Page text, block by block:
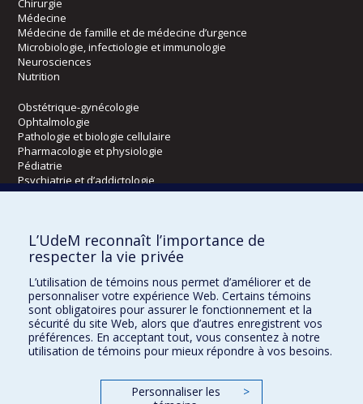
Chirurgie
Médecine
Médecine de famille et de médecine d’urgence
Microbiologie, infectiologie et immunologie
Neurosciences
Nutrition
Obstétrique-gynécologie
Ophtalmologie
Pathologie et biologie cellulaire
Pharmacologie et physiologie
Pédiatrie
Psychiatrie et d’addictologie
Radiologie, radio-oncologie et médecine nucléaire
Écoles
Orthophonie et audiologie
Réadaptation
Directions
L’UdeM reconnaît l’importance de
respecter la vie privée
L’utilisation de témoins nous permet d’améliorer et de
personnaliser votre expérience Web. Certains témoins
sont obligatoires pour assurer le fonctionnement et la
sécurité du site Web, alors que d’autres enregistrent vos
préférences. En acceptant tout, vous consentez à notre
utilisation de témoins pour mieux répondre à vos besoins.
Personnaliser les
>